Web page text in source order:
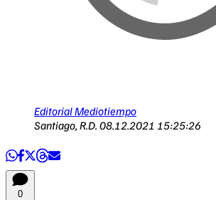
Editorial Mediotiempo
Santiago, R.D. 08.12.2021 15:25:26
0